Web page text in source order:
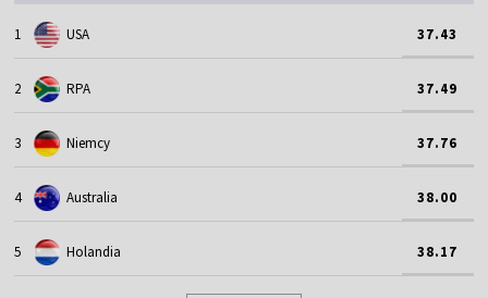
1 USA 37.43
2 RPA 37.49
3 Niemcy 37.76
4 Australia 38.00
5 Holandia 38.17